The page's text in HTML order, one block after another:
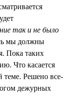
так и не было
мы должны
Пока таких
Что касается
теме. Решено все-
дежурных